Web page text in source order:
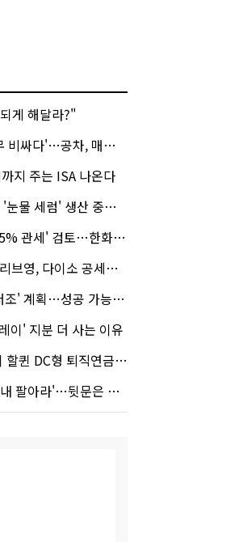
게 해달라?"
'…공차, 매각 성공할까
지 주는 ISA 나온다
세럼' 생산 중단한다
토…한화큐셀·OCI 영향은?
소 공세에 '가성비'로 맞불
획…성공 가능성은 '글쎄'
이' 지분 더 사는 이유
형 퇴직연금…전문가 조언은
아라'…뒷문은 열었다